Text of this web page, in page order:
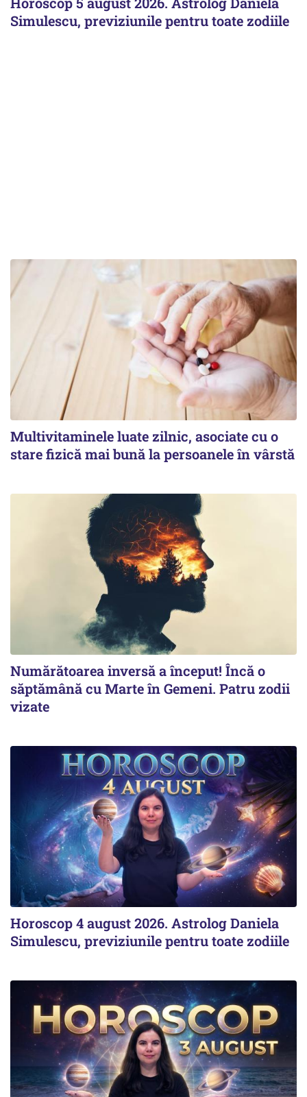
Simulescu, previziunile pentru toate zodiile
Multivitaminele luate zilnic, asociate cu o
stare fizică mai bună la persoanele în vârstă
Numărătoarea inversă a început! Încă o
săptămână cu Marte în Gemeni. Patru zodii
vizate
Horoscop 4 august 2026. Astrolog Daniela
Simulescu, previziunile pentru toate zodiile